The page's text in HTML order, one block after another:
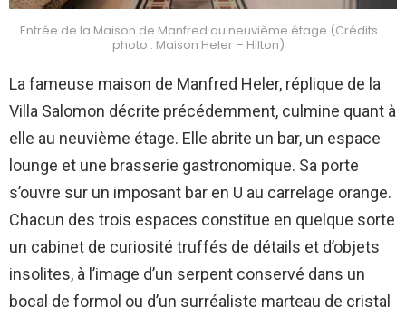
Entrée de la Maison de Manfred au neuvième étage (Crédits
photo : Maison Heler – Hilton)
La fameuse maison de Manfred Heler, réplique de la
Villa Salomon décrite précédemment, culmine quant à
elle au neuvième étage. Elle abrite un bar, un espace
lounge et une brasserie gastronomique. Sa porte
s’ouvre sur un imposant bar en U au carrelage orange.
Chacun des trois espaces constitue en quelque sorte
un cabinet de curiosité truffés de détails et d’objets
insolites, à l’image d’un serpent conservé dans un
bocal de formol ou d’un surréaliste marteau de cristal